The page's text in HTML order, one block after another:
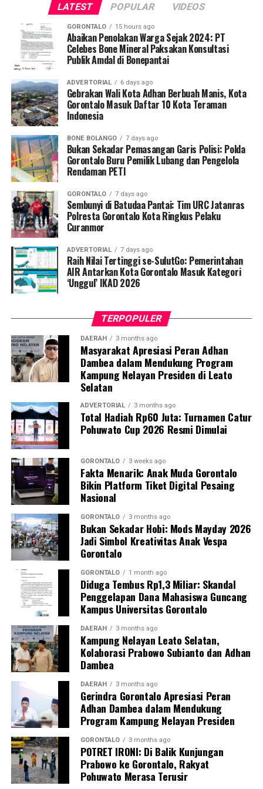
dibekali keterampilan mengidentifikasi tanda bahaya
kehamilan, memberikan pertolongan pertama maternal,
serta mengoordinasikan mekanisme rujukan cepat (
track referral
).
Koordinator Desa KKN Profesi Kesehatan UNG Desa
Hutadaa menekankan pentingnya posisi strategis kader
yang bersinggungan langsung dengan masyarakat
harian.
“Kader adalah pihak terdekat dengan ibu hamil dan
keluarganya. Melalui program ini, kami ingin
memastikan kader di Desa Hutadaa memiliki
kegawatdaruratan kehamilan, terutama di tengah situasi
krisis bencana, serta mampu berkoordinasi secara efektif
dengan tenaga kesehatan,” jelasnya.
Selain sesi edukasi teknis, mahasiswa UNG turut
meluncurkanBuku Panduan Manajemen
Kegawatdaruratan Ibu Hamil pada Situasi Bencana
petunjuk praktis ini berfungsi sebagai pedoman standar
bagi kader dalam melakukan deteksi dini,
pendampingan, hingga skenario evakuasi ibu hamil
berisiko tinggi.
Dosen Pembimbing Lapangan (DPL) KKN Profesi
Kesehatan UNG menegaskan bahwa pemberdayaan
kader berbasis komunitas merupakan instrumen krusial
dalam mempercepat penurunan Angka Kematian Ibu
(AKI) dan Angka Kematian Anak (AKA).
“Penyelamatan jiwa ibu hamil saat bencana tidak bisa
hanya bergantung pada fasilitas kesehatan formal.
Harus ada sistem kesiapsiagaan berbasis masyarakat
yang solid. Kehadiran buku panduan ini memperjelas
alur koordinasi penanganan darurat di lapangan,” ujar
DPL KKN.
Pelatihan berlangsung interaktif lewat simulasi
penanganan awal, diskusi kasus, hingga penyamaan
persepsi peran keluarga dalam pengawasan masa
kehamilan.
InisiatifBUMIL TANGGUHmenjadi wujud nyata
komitmen KKN Profesi Kesehatan UNG 2026 dalam
mengoptimalkan pengawasan kehamilan risiko tinggi.
Melalui sinergi mahasiswa, kader, dan pemerintah desa,
UNG berharap terbangun sistem mitigasi kebencanan
maternal yang tanggap, terintegrasi, dan berkelanjutan.
LATEST POPULAR VIDEOS
GORONTALO 15 hours ago
Abaikan Penolakan Warga Sejak 2024: PT
Celebes Bone Mineral Paksakan Konsultasi
Publik Amdal di Bonepantai
ADVERTORIAL 6 days ago
Gebrakan Wali Kota Adhan Berbuah Manis, Kota
Gorontalo Masuk Daftar 10 Kota Teraman
Indonesia
BONE BOLANGO 7 days ago
Bukan Sekadar Pemasangan Garis Polisi: Polda
Gorontalo Buru Pemilik Lubang dan Pengelola
Rendaman PETI
GORONTALO 7 days ago
Sembunyi di Batudaa Pantai: Tim URC Jatanras
Polresta Gorontalo Kota Ringkus Pelaku
Curanmor
ADVERTORIAL 7 days ago
Raih Nilai Tertinggi se-SulutGo: Pemerintahan
AIR Antarkan Kota Gorontalo Masuk Kategori
‘Unggul’ IKAD 2026
TERPOPULER
DAERAH 3 months ago
Masyarakat Apresiasi Peran Adhan
Dambea dalam Mendukung Program
Kampung Nelayan Presiden di Leato
Selatan
ADVERTORIAL 3 months ago
Total Hadiah Rp60 Juta: Turnamen Catur
Pohuwato Cup 2026 Resmi Dimulai
GORONTALO 3 weeks ago
Fakta Menarik: Anak Muda Gorontalo
Bikin Platform Tiket Digital Pesaing
Nasional
GORONTALO 3 months ago
Bukan Sekadar Hobi: Mods Mayday 2026
Jadi Simbol Kreativitas Anak Vespa
Gorontalo
GORONTALO 1 month ago
Diduga Tembus Rp1,3 Miliar: Skandal
Penggelapan Dana Mahasiswa Guncang
Kampus Universitas Gorontalo
DAERAH 3 months ago
Kampung Nelayan Leato Selatan,
Kolaborasi Prabowo Subianto dan Adhan
Dambea
DAERAH 3 months ago
Gerindra Gorontalo Apresiasi Peran
Adhan Dambea dalam Mendukung
Program Kampung Nelayan Presiden
GORONTALO 3 months ago
POTRET IRONI: Di Balik Kunjungan
Prabowo ke Gorontalo, Rakyat
Pohuwato Merasa Terusir